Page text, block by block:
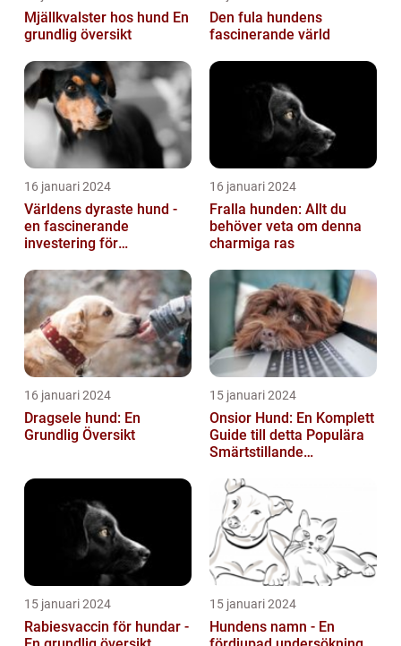
Mjällkvalster hos hund En
grundlig översikt
Den fula hundens
fascinerande värld
16 januari 2024
Världens dyraste hund -
en fascinerande
investering för
16 januari 2024
Fralla hunden: Allt du
behöver veta om denna
charmiga ras
16 januari 2024
Dragsele hund: En
Grundlig Översikt
15 januari 2024
Onsior Hund: En Komplett
Guide till detta Populära
Smärtstillande
15 januari 2024
Rabiesvaccin för hundar -
15 januari 2024
Hundens namn - En